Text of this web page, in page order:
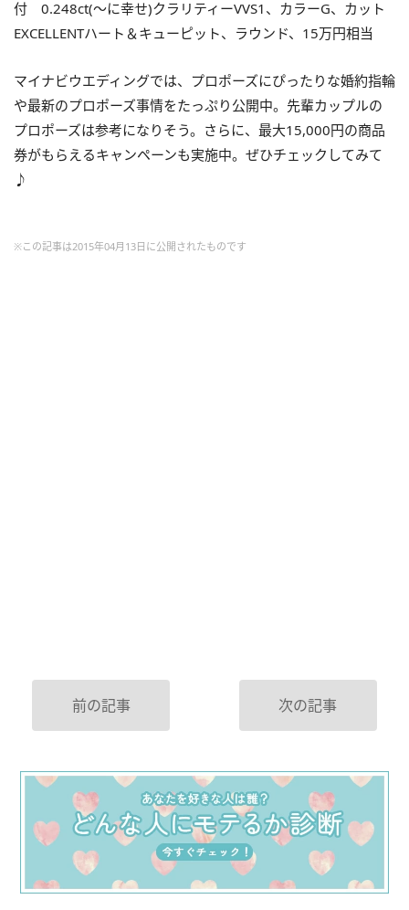
付 0.248ct(～に幸せ)クラリティーVVS1、カラーG、カット
EXCELLENTハート＆キューピット、ラウンド、15万円相当
マイナビウエディングでは、プロポーズにぴったりな婚約指輪
や最新のプロポーズ事情をたっぷり公開中。先輩カップルの
プロポーズは参考になりそう。さらに、最大15,000円の商品
券がもらえるキャンペーンも実施中。ぜひチェックしてみて
♪
※この記事は2015年04月13日に公開されたものです
前の記事 次の記事